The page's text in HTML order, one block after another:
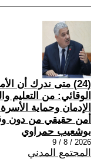
(24) متى ندرك أن
الوقائي: من التعليم
الإدمان وحماية
أمن حقيقي من دون
بوشعيب حمراوي
2026 / 8 / 9
المجتمع المدني